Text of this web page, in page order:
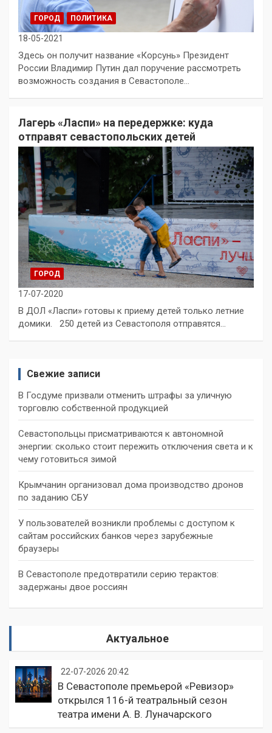
ГОРОД ПОЛИТИКА
18-05-2021
Здесь он получит название «Корсунь» Президент
России Владимир Путин дал поручение рассмотреть
возможность создания в Севастополе…
Лагерь «Ласпи» на передержке: куда
отправят севастопольских детей
ГОРОД
17-07-2020
В ДОЛ «Ласпи» готовы к приему детей только летние
домики. 250 детей из Севастополя отправятся…
Свежие записи
В Госдуме призвали отменить штрафы за уличную
торговлю собственной продукцией
Севастопольцы присматриваются к автономной
энергии: сколько стоит пережить отключения света и к
чему готовиться зимой
Крымчанин организовал дома производство дронов
по заданию СБУ
У пользователей возникли проблемы с доступом к
сайтам российских банков через зарубежные
браузеры
В Севастополе предотвратили серию терактов:
задержаны двое россиян
Актуальное
22-07-2026 20:42
В Севастополе премьерой «Ревизор»
открылся 116-й театральный сезон
театра имени А. В. Луначарского